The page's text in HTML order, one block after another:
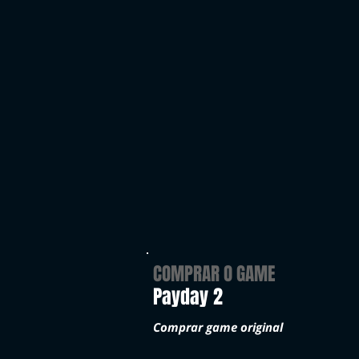
COMPRAR O GAME
Payday 2
Comprar game original